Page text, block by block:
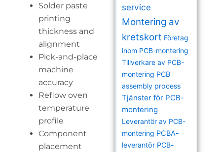
Solder paste
printing
thickness and
alignment
Pick-and-place
machine
accuracy
Reflow oven
temperature
profile
Component
placement
service
Montering av
kretskort Företag
inom PCB-montering
Tillverkare av PCB-
montering PCB
assembly process
Tjänster för PCB-
montering
Leverantör av PCB-
montering PCBA-
leverantör PCB-